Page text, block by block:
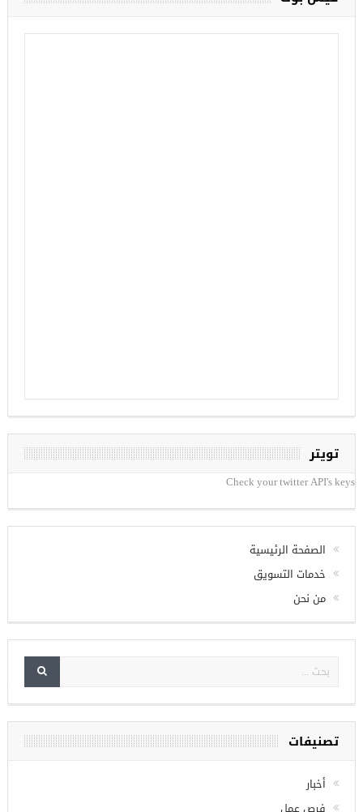
العدالة والتنمية.. كشف ملابسات مقتل خاشقجي دين في أعناقنا
تويتر
Check your twitter API's keys
الصفحة الرئيسية
من نحن